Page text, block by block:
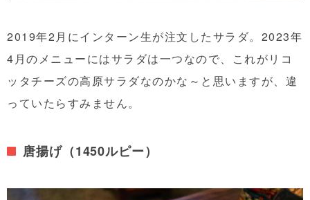
2019年2月にインターン生が注文したサラダ。2023年
4月のメニューにはサラダは一つなので、これがリコ
ッタチーズの高原サラダなのかな～と思いますが、違
っていたらすみません。
唐揚げ（1450ルピー）